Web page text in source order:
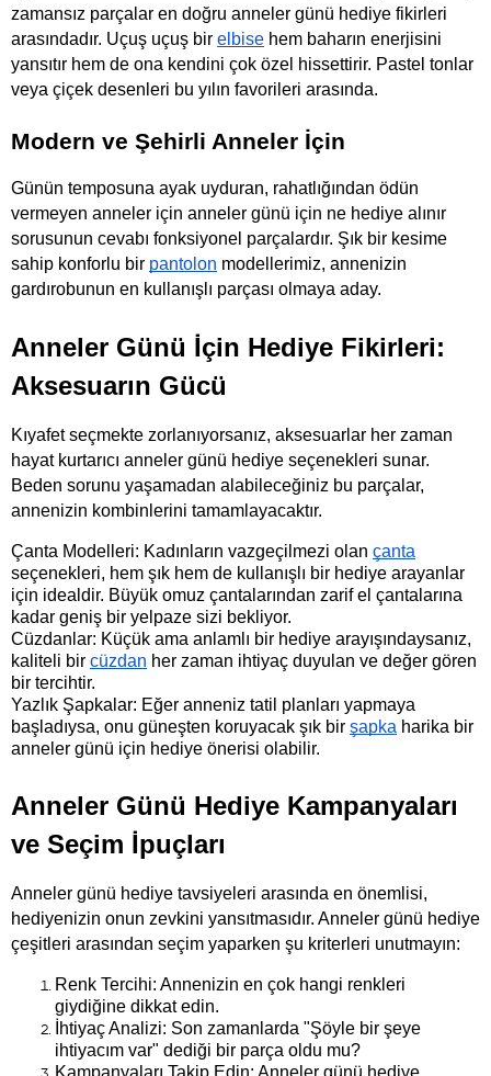
zamansız parçalar en doğru anneler günü hediye fikirleri
arasındadır. Uçuş uçuş bir elbise hem baharın enerjisini
yansıtır hem de ona kendini çok özel hissettirir. Pastel tonlar
veya çiçek desenleri bu yılın favorileri arasında.
Modern ve Şehirli Anneler İçin
Günün temposuna ayak uyduran, rahatlığından ödün
vermeyen anneler için anneler günü için ne hediye alınır
sorusunun cevabı fonksiyonel parçalardır. Şık bir kesime
sahip konforlu bir pantolon modellerimiz, annenizin
gardırobunun en kullanışlı parçası olmaya aday.
Anneler Günü İçin Hediye Fikirleri:
Aksesuarın Gücü
Kıyafet seçmekte zorlanıyorsanız, aksesuarlar her zaman
hayat kurtarıcı anneler günü hediye seçenekleri sunar.
Beden sorunu yaşamadan alabileceğiniz bu parçalar,
annenizin kombinlerini tamamlayacaktır.
Çanta Modelleri: Kadınların vazgeçilmezi olan çanta
seçenekleri, hem şık hem de kullanışlı bir hediye arayanlar
için idealdir. Büyük omuz çantalarından zarif el çantalarına
kadar geniş bir yelpaze sizi bekliyor.
Cüzdanlar: Küçük ama anlamlı bir hediye arayışındaysanız,
kaliteli bir cüzdan her zaman ihtiyaç duyulan ve değer gören
bir tercihtir.
Yazlık Şapkalar: Eğer anneniz tatil planları yapmaya
başladıysa, onu güneşten koruyacak şık bir şapka harika bir
anneler günü için hediye önerisi olabilir.
Anneler Günü Hediye Kampanyaları
ve Seçim İpuçları
Anneler günü hediye tavsiyeleri arasında en önemlisi,
hediyenizin onun zevkini yansıtmasıdır. Anneler günü hediye
çeşitleri arasından seçim yaparken şu kriterleri unutmayın:
Renk Tercihi: Annenizin en çok hangi renkleri
giydiğine dikkat edin.
İhtiyaç Analizi: Son zamanlarda "Şöyle bir şeye
ihtiyacım var" dediği bir parça oldu mu?